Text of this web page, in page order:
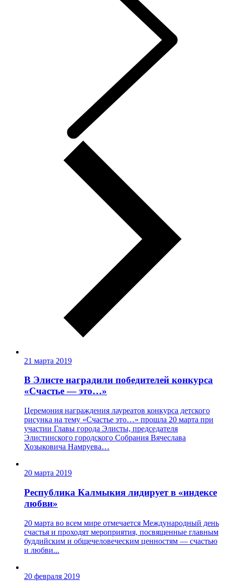
21 марта 2019
В Элисте наградили победителей конкурса
«Счастье — это…»
Церемония награждения лауреатов конкурса детского
рисунка на тему «Счастье это…» прошла 20 марта при
участии Главы города Элисты, председателя
Элистинского городского Собрания Вячеслава
Хозыковича Намруева…
20 марта 2019
Республика Калмыкия лидирует в «индексе
любви»
20 марта во всем мире отмечается Международный день
счастья и проходят мероприятия, посвященные главным
буддийским и общечеловеческим ценностям — счастью
и любви...
20 февраля 2019